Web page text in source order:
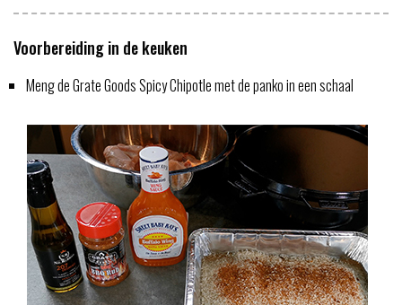
Voorbereiding in de keuken
Meng de Grate Goods Spicy Chipotle met de panko in een schaal